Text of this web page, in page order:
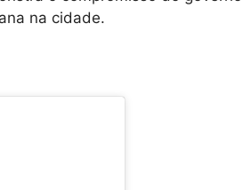
na cidade.